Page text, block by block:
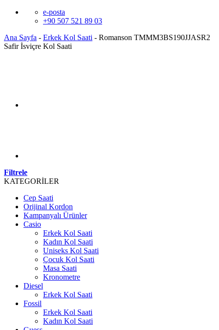
e-posta
+90 507 521 89 03
Ana Sayfa - Erkek Kol Saati - Romanson TMMM3BS190JJASR2
Safir İsviçre Kol Saati
Filtrele
KATEGORİLER
Cep Saati
Orijinal Kordon
Kampanyalı Ürünler
Casio
Erkek Kol Saati
Kadın Kol Saati
Uniseks Kol Saati
Çocuk Kol Saati
Masa Saati
Kronometre
Diesel
Erkek Kol Saati
Fossil
Erkek Kol Saati
Kadın Kol Saati